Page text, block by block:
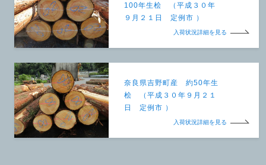
100年生桧 （平成３０年
９月２１日 定例市 ）
入荷状況詳細を見る
奈良県吉野町産 約50年生
桧 （平成３０年９月２１
日 定例市 ）
入荷状況詳細を見る